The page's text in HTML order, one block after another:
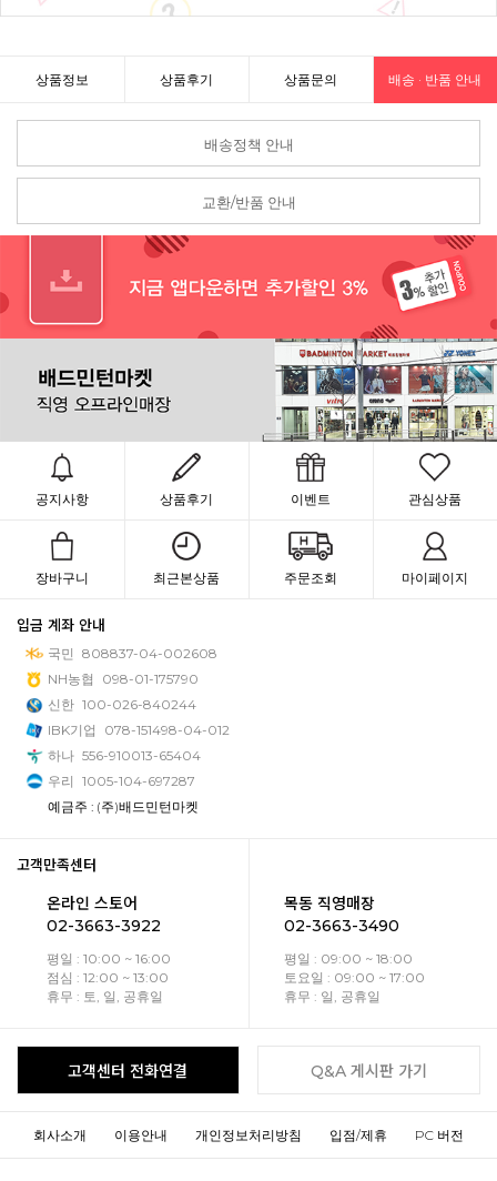
상품정보 상품후기 상품문의 배송 · 반품 안내
배송정책 안내
교환/반품 안내
공지사항 상품후기 이벤트 관심상품
장바구니 최근본상품 주문조회 마이페이지
입금 계좌 안내
국민 808837-04-002608
NH농협
098-01-175790
신한 100-026-840244
IBK기업
078-151498-04-012
하나 556-910013-65404
우리 1005-104-697287
예금주 : (주)배드민턴마켓
고객만족센터
온라인 스토어
02-3663-3922
평일 : 10:00 ~ 16:00
점심 : 12:00 ~ 13:00
휴무 : 토, 일, 공휴일
목동 직영매장
02-3663-3490
평일 : 09:00 ~ 18:00
토요일 : 09:00 ~ 17:00
휴무 : 일, 공휴일
고객센터 전화연결 Q&A 게시판 가기
회사소개 이용안내 개인정보처리방침 입점/제휴 PC 버전